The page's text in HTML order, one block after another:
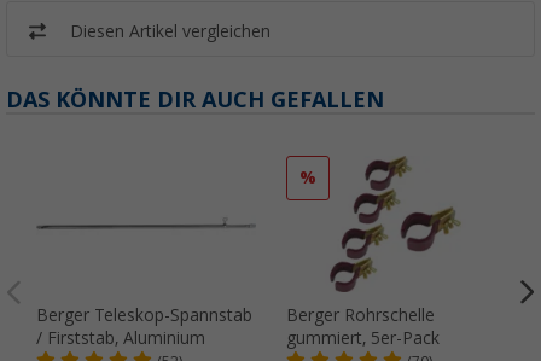
Diesen Artikel vergleichen
DAS KÖNNTE DIR AUCH GEFALLEN
Berger Teleskop-Spannstab
/ Firststab, Aluminium
%
Berger Rohrschelle
gummiert, 5er-Pack